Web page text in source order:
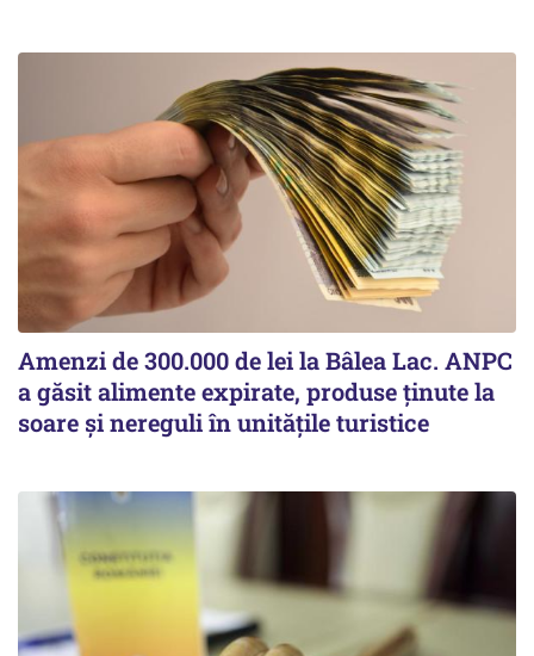
Amenzi de 300.000 de lei la Bâlea Lac. ANPC
a găsit alimente expirate, produse ținute la
soare și nereguli în unitățile turistice